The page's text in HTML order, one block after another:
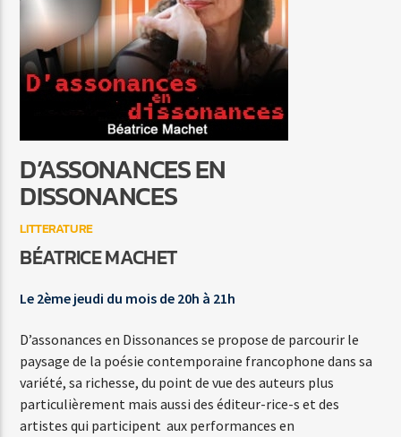
INFOS DE PROXIMITE
LA REDACTION
Agora Côte d’Azur
Agora Menton/Monaco
D’ASSONANCES EN
DISSONANCES
LITTERATURE
BÉATRICE MACHET
Le 2ème jeudi du mois de 20h à 21h
D’assonances en Dissonances se propose de parcourir le
paysage de la poésie contemporaine francophone dans sa
variété, sa richesse, du point de vue des auteurs plus
particulièrement mais aussi des éditeur-rice-s et des
artistes qui participent aux performances en